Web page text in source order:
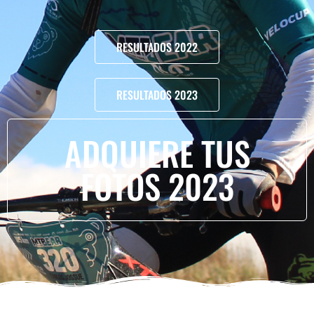
RESULTADOS 2022
RESULTADOS 2023
ADQUIERE TUS
FOTOS 2023